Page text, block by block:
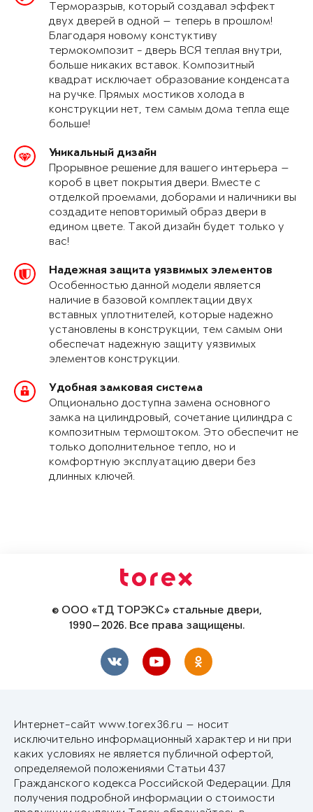
Терморазрыв, который создавал эффект
двух дверей в одной — теперь в прошлом!
Благодаря новому констуктиву
термокомпозит - дверь ВСЯ теплая внутри,
больше никаких вставок. Композитный
квадрат исключает образование конденсата
на ручке. Прямых мостиков холода в
конструкции нет, тем самым дома тепла еще
больше!
Уникальный дизайн
Прорывное решение для вашего интерьера —
короб в цвет покрытия двери. Вместе с
отделкой проемами, доборами и наличники вы
создадите неповторимый образ двери в
едином цвете. Такой дизайн будет только у
вас!
Надежная защита уязвимых элементов
Особенностью данной модели является
наличие в базовой комплектации двух
вставных уплотнителей, которые надежно
установлены в конструкции, тем самым они
обеспечат надежную защиту уязвимых
элементов конструкции.
Удобная замковая система
Опционально доступна замена основного
замка на цилиндровый, сочетание цилиндра с
композитным термоштоком. Это обеспечит не
только дополнительное тепло, но и
комфортную эксплуатацию двери без
длинных ключей.
© ООО «ТД ТОРЭКС» стальные двери,
1990—2026. Все права защищены.
Интернет-сайт www.torex36.ru — носит
исключительно информационный характер и ни при
каких условиях не является публичной офертой,
определяемой положениями Статьи 437
Гражданского кодекса Российской Федерации. Для
получения подробной информации о стоимости